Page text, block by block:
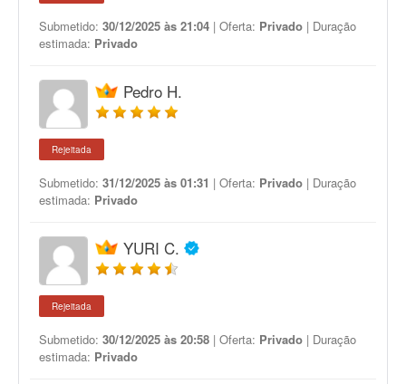
Submetido: 30/12/2025 às 21:04 | Oferta: Privado | Duração
estimada: Privado
Pedro H.
Rejeitada
Submetido: 31/12/2025 às 01:31 | Oferta: Privado | Duração
estimada: Privado
YURI C.
Rejeitada
Submetido: 30/12/2025 às 20:58 | Oferta: Privado | Duração
estimada: Privado